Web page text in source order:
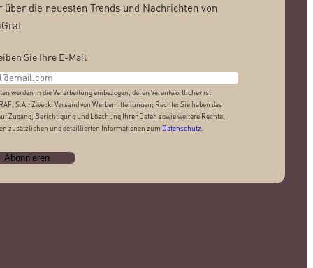
über die neuesten Trends und Nachrichten von
Sie Ihre E-Mail
werden in die Verarbeitung einbezogen, deren Verantwortlicher ist:
S.A.; Zweck: Versand von Werbemitteilungen; Rechte: Sie haben das
Zugang, Berichtigung und Löschung Ihrer Daten sowie weitere Rechte,
zusätzlichen und detaillierten Informationen zum Datenschutz